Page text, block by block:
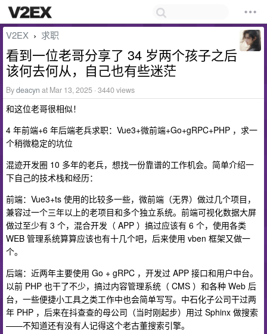
V2EX › 求职
看到一位老哥分享了 34 岁两个孩子之后
该何去何从，自己也有些迷茫
Bydeacyn at Mar 13, 2025 · 3440 views
和这位老哥很相似！
4 年前端+6 年后端老兵求职：Vue3+微前端+Go+gRPC+PHP ，求一
个稍微稳定的坑位
混迹开发圈 10 多年的老兵，想找一份靠谱的工作机会。简单介绍一
下自己的技术栈和经历：
前端：Vue3+ts 使用的比较多一些，微前端（无界）做过几个项目，
兼容过一个三年以上的老项目和多个独立系统。前端可视化数据大屏
做过至少有 3 个，混合开发（ APP ）搞过应该有 6 个，使用各类
WEB 管理系统算算应该也有十几个吧，后来使用 vben 框架又做一
个。
后端：近两年主要使用 Go + gRPC ，开发过 APP 接口和用户中台。
以前 PHP 也干了不少，搞过内容管理系统（ CMS ）和各种 Web 后
台，一些便捷小工具之类工作中也会简单写写。中石化子公司干过两
年 PHP ，后来在抖查查的母公司（当时刚起步）用过 Sphinx 做搜索
——不知道还有没有人记得这个老古董搜索引擎。